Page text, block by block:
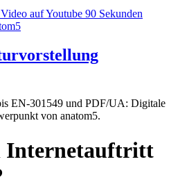
EN-301549 und PDF/UA: Digitale
von anatom5.
Internetauftritt